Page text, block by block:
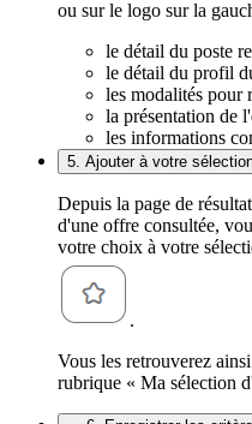
ou sur le logo sur la
le détail du poste
le détail du profil
les modalités pour
la présentation de
les informations
5. Ajouter à votre
Depuis la page de
d'une offre consultée,
votre choix à votre
.
Vous les retrouverez
rubrique « Ma sélection